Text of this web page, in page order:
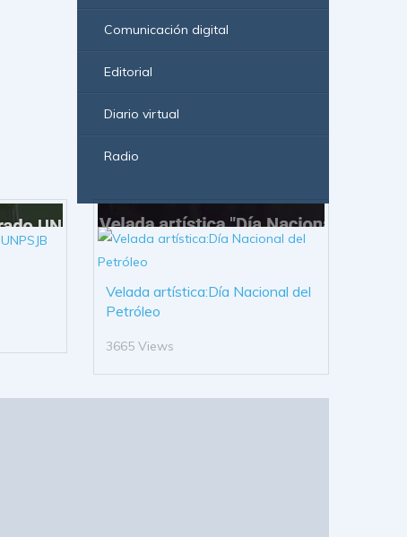
Comunicación digital
Editorial
Diario virtual
Radio
Velada artística:Día Nacional del
Petróleo
3665 Views